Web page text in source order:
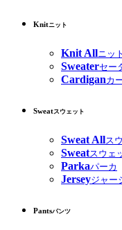
Knitニット
Knit Allニッ
Sweaterセー
Cardiganカ
Sweatスウェット
Sweat Allス
Sweatスウェ
Parkaパーカ
Jerseyジャー
Pantsパンツ